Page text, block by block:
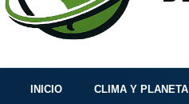
INICIO CLIMA Y PLANETA